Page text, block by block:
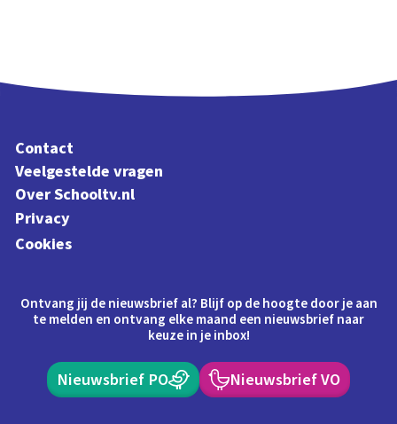
Contact
Veelgestelde vragen
Over Schooltv.nl
Privacy
Cookies
Ontvang jij de nieuwsbrief al? Blijf op de hoogte door je aan
te melden en ontvang elke maand een nieuwsbrief naar
keuze in je inbox!
Nieuwsbrief PO Nieuwsbrief VO